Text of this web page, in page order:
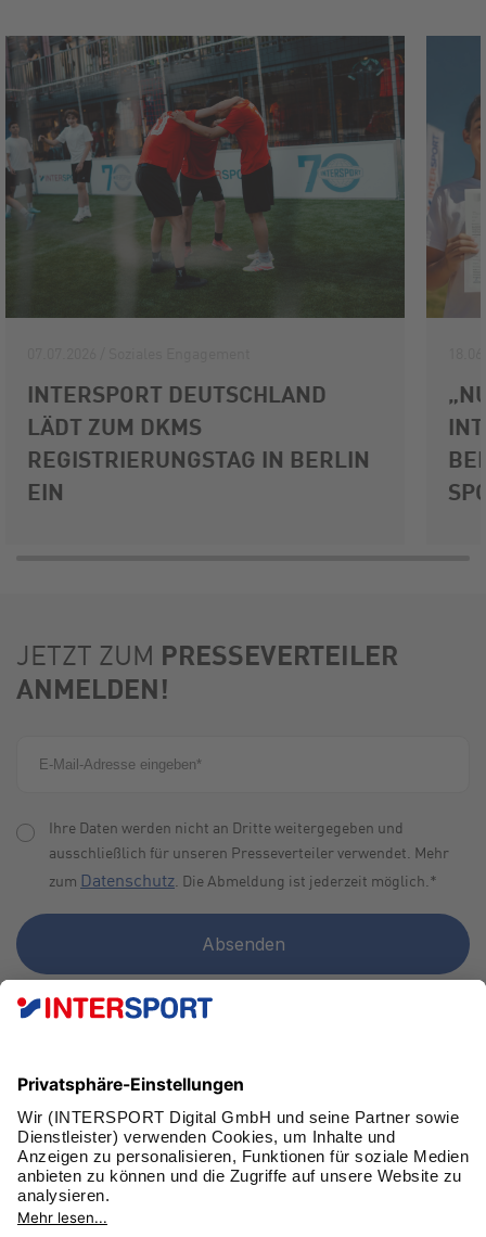
INTERSPORT DEUTSCHLAND
LÄDT ZUM DKMS
REGISTRIERUNGSTAG IN BERLIN
EIN
JETZT ZUM PRESSEVERTEILER
ANMELDEN!
Ihre Daten werden nicht an Dritte weitergegeben und
ausschließlich für unseren Presseverteiler verwendet. Mehr
zum Datenschutz. Die Abmeldung ist jederzeit möglich.*
SCHNELLFAN WERDEN!